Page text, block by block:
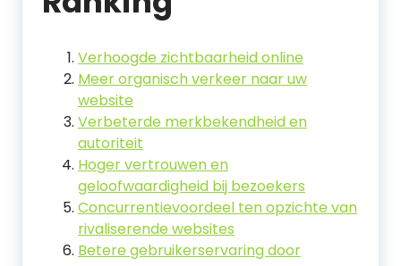
Verhoogde zichtbaarheid online
Meer organisch verkeer naar uw
website
Verbeterde merkbekendheid en
autoriteit
Hoger vertrouwen en
geloofwaardigheid bij bezoekers
Concurrentievoordeel ten opzichte van
rivaliserende websites
Betere gebruikerservaring door